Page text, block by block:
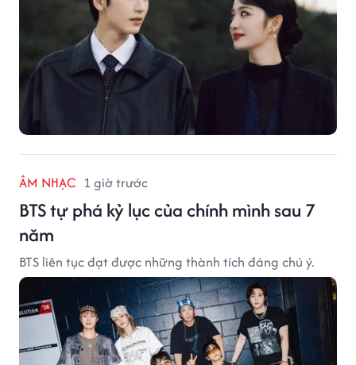
ÂM NHẠC 1 giờ trước
BTS tự phá kỷ lục của chính mình sau 7
năm
BTS liên tục đạt được những thành tích đáng chú ý.